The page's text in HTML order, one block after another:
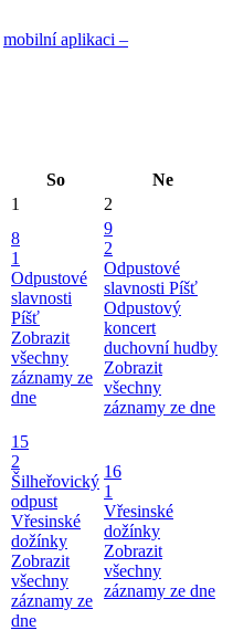
mobilní aplikaci –
So
Ne
1 2
8
1
Odpustové
slavnosti
Píšť
Zobrazit
všechny
záznamy ze
dne
9
2
Odpustové
slavnosti Píšť
Odpustový
koncert
duchovní hudby
Zobrazit
všechny
záznamy ze dne
15
2
Šilheřovický
odpust
Vřesinské
dožínky
Zobrazit
všechny
záznamy ze
dne
16
1
Vřesinské
dožínky
Zobrazit
všechny
záznamy ze dne